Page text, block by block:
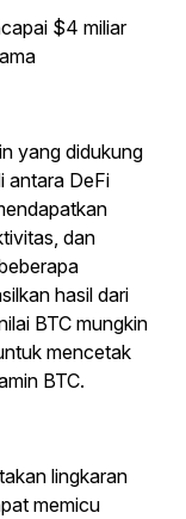
$4 miliar
yang didukung
antara DeFi
dan
hasil dari
BTC mungkin
mencetak
BTC.
lingkaran
memicu